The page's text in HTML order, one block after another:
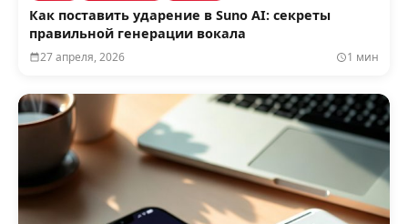
Как поставить ударение в Suno AI: секреты
правильной генерации вокала
27 апреля, 2026 1 мин